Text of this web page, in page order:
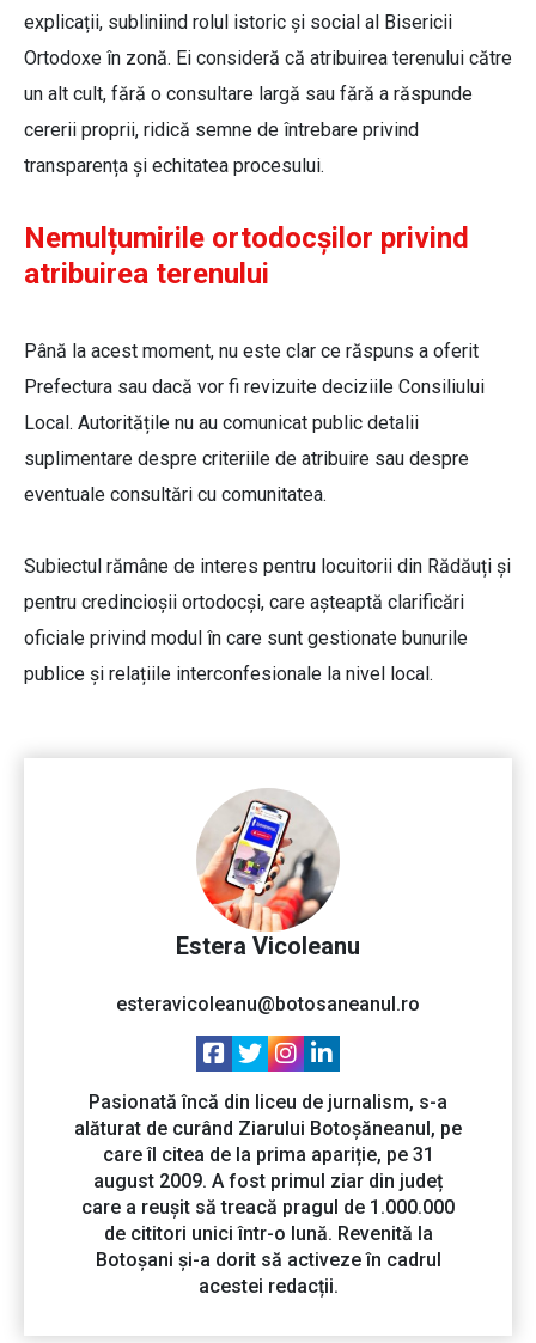
explicații, subliniind rolul istoric și social al Bisericii
Ortodoxe în zonă. Ei consideră că atribuirea terenului către
un alt cult, fără o consultare largă sau fără a răspunde
cererii proprii, ridică semne de întrebare privind
transparența și echitatea procesului.
Nemulțumirile ortodocșilor privind
atribuirea terenului
Până la acest moment, nu este clar ce răspuns a oferit
Prefectura sau dacă vor fi revizuite deciziile Consiliului
Local. Autoritățile nu au comunicat public detalii
suplimentare despre criteriile de atribuire sau despre
eventuale consultări cu comunitatea.
Subiectul rămâne de interes pentru locuitorii din Rădăuți și
pentru credincioșii ortodocși, care așteaptă clarificări
oficiale privind modul în care sunt gestionate bunurile
publice și relațiile interconfesionale la nivel local.
Estera Vicoleanu
esteravicoleanu@botosaneanul.ro
Pasionată încă din liceu de jurnalism, s-a
alăturat de curând Ziarului Botoșăneanul, pe
care îl citea de la prima apariție, pe 31
august 2009. A fost primul ziar din județ
care a reușit să treacă pragul de 1.000.000
de cititori unici într-o lună. Revenită la
Botoșani și-a dorit să activeze în cadrul
acestei redacții.